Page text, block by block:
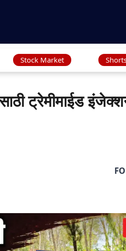
Stock Market
ट्रेमीमाईड